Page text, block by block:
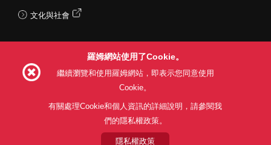
文化與社會
利用目的 隱私權政策
關於本公司產品銷售之標準條款(PDF)
羅姆網站使用了Cookie。
繼續瀏覽和使用羅姆網站，即表示您同意使用
Cookie。
有關處理Cookie和個人資訊的詳細說明，請參閱我
們的隱私權政策。
隱私權政策